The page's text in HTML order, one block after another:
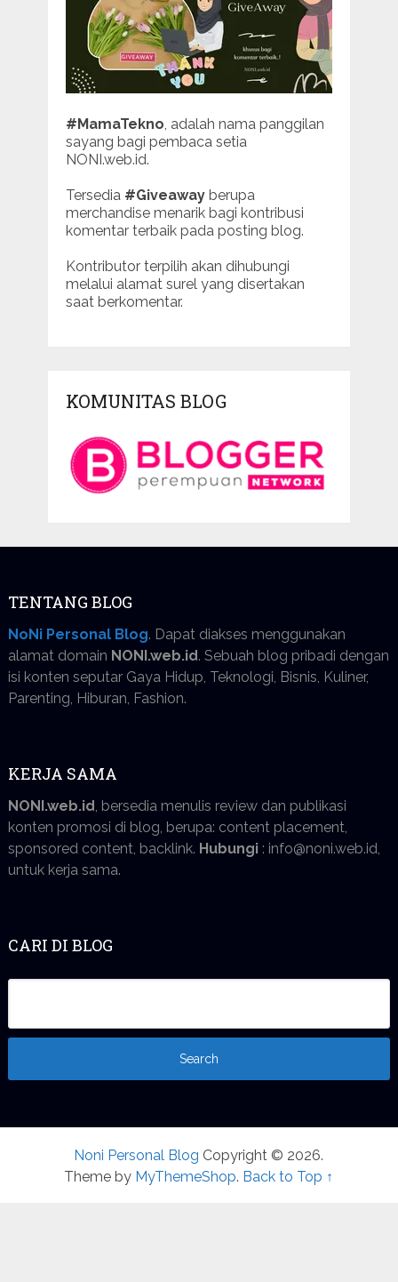
#MamaTekno, adalah nama panggilan
sayang bagi pembaca setia
NONI.web.id.
Tersedia #Giveawayberupa
merchandise menarik bagi kontribusi
komentar terbaik pada posting blog.
Kontributor terpilih akan dihubungi
melalui alamat surel yang disertakan
saat berkomentar.
KOMUNITAS BLOG
TENTANG BLOG
NoNi Personal Blog. Dapat diakses menggunakan
alamat domain NONI.web.id. Sebuah blog pribadi dengan
isi konten seputar Gaya Hidup, Teknologi, Bisnis, Kuliner,
Parenting, Hiburan, Fashion.
KERJA SAMA
NONI.web.id , bersedia menulis review dan publikasi
konten promosi di blog, berupa: content placement,
sponsored content, backlink. Hubungi: info@noni.web.id,
untuk kerja sama.
CARI DI BLOG
Noni Personal Blog Copyright © 2026.
Theme by MyThemeShop. Back to Top ↑